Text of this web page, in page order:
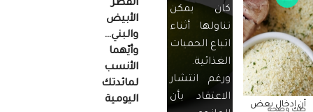
صحة
القلب..
أظهرت العديد
من الدراسات
والأبحاث
الطبية الحديثة
أن إدخال بعض
طب وصحة
كان يمكن
تناولها أثناء
اتباع الحميات
الغذائية.
ورغم انتشار
الاعتقاد بأن
الفطر
الأبيض
والبني…
وأيّهما
الأنسب
لمائدتك
اليومية